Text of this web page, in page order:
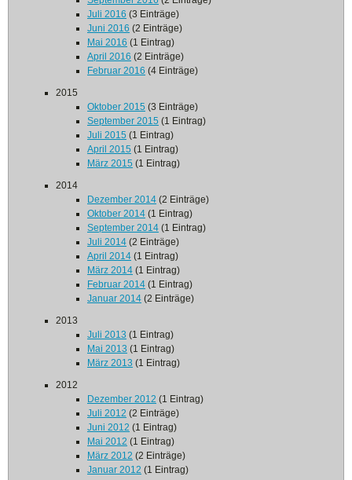
Juli 2016 (3 Einträge)
Juni 2016 (2 Einträge)
Mai 2016 (1 Eintrag)
April 2016 (2 Einträge)
Februar 2016 (4 Einträge)
2015
Oktober 2015 (3 Einträge)
September 2015 (1 Eintrag)
Juli 2015 (1 Eintrag)
April 2015 (1 Eintrag)
März 2015 (1 Eintrag)
2014
Dezember 2014 (2 Einträge)
Oktober 2014 (1 Eintrag)
September 2014 (1 Eintrag)
Juli 2014 (2 Einträge)
April 2014 (1 Eintrag)
März 2014 (1 Eintrag)
Februar 2014 (1 Eintrag)
Januar 2014 (2 Einträge)
2013
Juli 2013 (1 Eintrag)
Mai 2013 (1 Eintrag)
März 2013 (1 Eintrag)
2012
Dezember 2012 (1 Eintrag)
Juli 2012 (2 Einträge)
Juni 2012 (1 Eintrag)
Mai 2012 (1 Eintrag)
März 2012 (2 Einträge)
Januar 2012 (1 Eintrag)